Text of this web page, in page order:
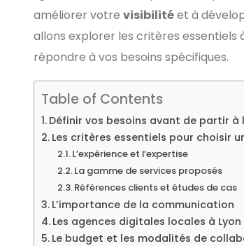
améliorer votre visibilitéet à
allons explorer les critères essentiels
répondre à vos besoins spécifiques.
Table of Contents
Définir vos besoins avant de partir à
Les critères essentiels pour choisir
L’expérience et l’expertise
La gamme de services proposés
Références clients et études de cas
L’importance de la communication
Les agences digitales locales à Lyon
Le budget et les modalités de